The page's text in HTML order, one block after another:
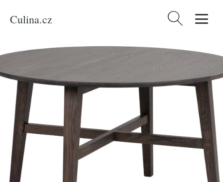
Culina.cz Vyhledávání
Domů/Produkty/Bydlení a doplňky/Rowico Tmavě hnědý dubový